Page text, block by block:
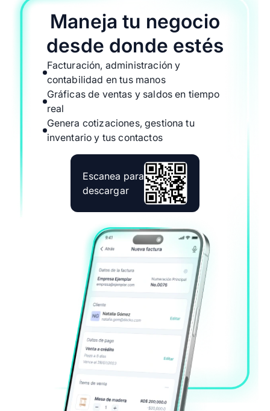
Maneja tu negocio
desde donde estés
Facturación, administración y
contabilidad en tus manos
Gráficas de ventas y saldos en tiempo
real
Genera cotizaciones, gestiona tu
inventario y tus contactos
Escanea para
descargar